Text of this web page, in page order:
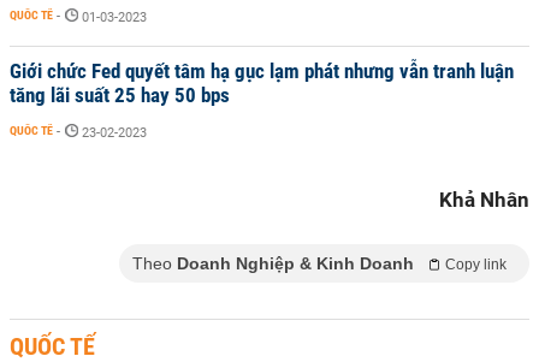
QUỐC TẾ - 01-03-2023
Giới chức Fed quyết tâm hạ gục lạm phát nhưng vẫn tranh luận
tăng lãi suất 25 hay 50 bps
QUỐC TẾ - 23-02-2023
Khả Nhân
Theo Doanh Nghiệp & Kinh Doanh Copy link
QUỐC TẾ